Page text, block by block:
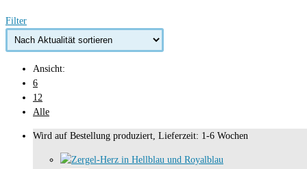
Filter
Ansicht:
6
12
Alle
Wird auf Bestellung produziert, Lieferzeit: 1-6 Wochen